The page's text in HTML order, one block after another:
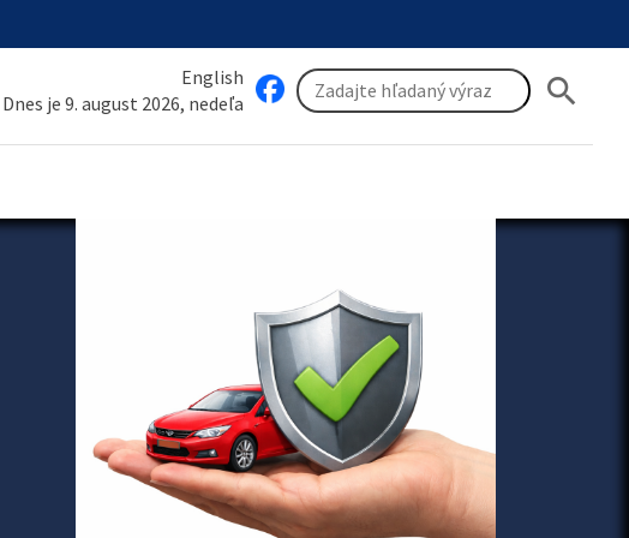
English
Dnes je 9. august 2026, nedeľa
search